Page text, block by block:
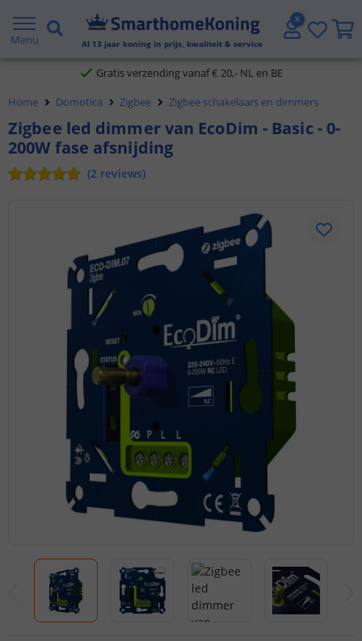
Menu Al 13 jaar koning in prijs, kwaliteit & service
2 jaar garantie
Gratis verzending vanaf € 20,- NL en BE
Klantbeoordeling 9.1
Voor 23:45 uur besteld,
Home Domotica Zigbee Zigbee schakelaars en dimmers
Zigbee led dimmer van EcoDim - Basic - 0-
200W fase afsnijding
(2 reviews)